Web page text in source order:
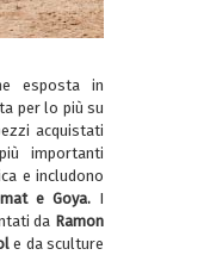
esposta in
per lo più su
acquistati
importanti
e includono
e Goya. I
da Ramon
e da sculture